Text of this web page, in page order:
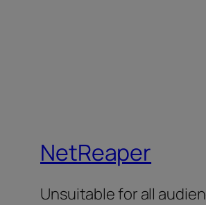
NetReaper
Unsuitable for all